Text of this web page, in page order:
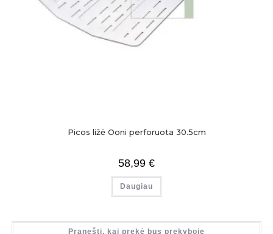
Picos ližė Ooni perforuota 30.5cm
58,99 €
Daugiau
Pranešti, kai prekė bus prekyboje